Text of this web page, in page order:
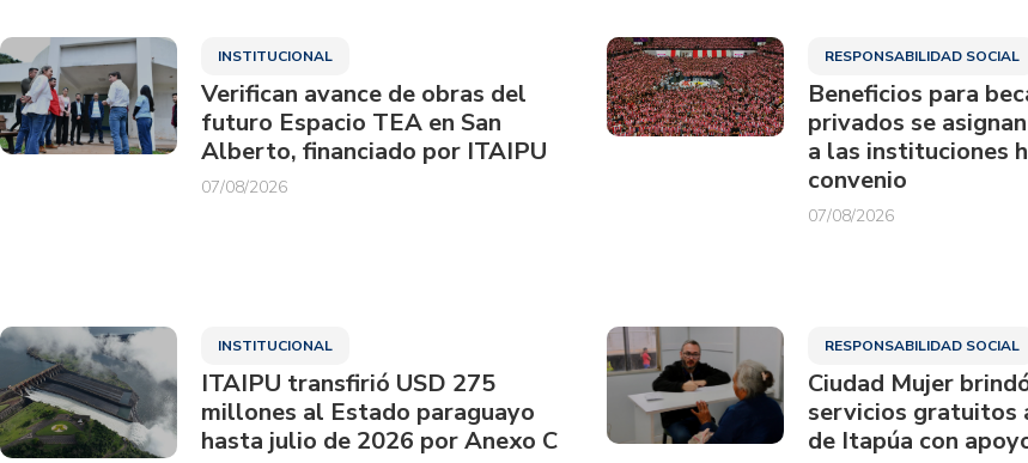
INSTITUCIONAL
Verifican avance de obras del
futuro Espacio TEA en San
Alberto, financiado por ITAIPU
07/08/2026
RESPONSABILIDAD SOCIAL
Beneficios para
privados se
a las instituciones
convenio
07/08/2026
INSTITUCIONAL
ITAIPU transfirió USD 275
millones al Estado paraguayo
hasta julio de 2026 por Anexo C
RESPONSABILIDAD SOCIAL
Ciudad Mujer
servicios gratuitos
de Itapúa con